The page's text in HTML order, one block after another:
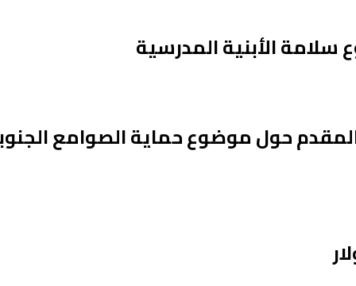
تحويل السؤال المقدم حول موضوع حماية